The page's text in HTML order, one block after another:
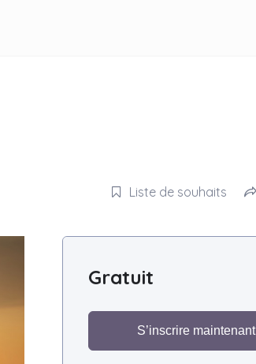
Liste de souhaits
Gratuit
S’inscrire maintenant